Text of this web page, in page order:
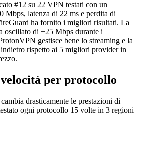
#12 su 22 VPN testati con un
Mbps, latenza di 22 ms e perdita di
ha fornito i migliori risultati. La
oscillato di ±25 Mbps durante i
gestisce bene lo streaming e la
rispetto ai 5 migliori provider in
per protocollo
drasticamente le prestazioni di
ogni protocollo 15 volte in 3 regioni